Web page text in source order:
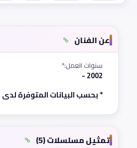
عن الفنان
سنوات العمل:*
2002 -
* بحسب البيانات المتوفرة لدى
تمثيل مسلسلات (5)